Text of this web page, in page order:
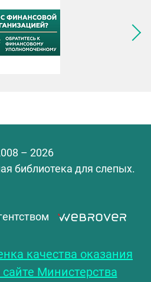
– 2026
библиотека для слепых.
качества оказания
Министерства